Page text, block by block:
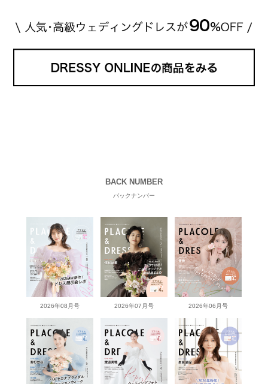
BACK NUMBER
バックナンバー
2026年08月号 2026年07月号 2026年06月号